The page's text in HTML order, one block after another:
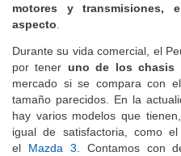
motores y transmisiones,
aspecto
Durante su vida comercial, el
por tener uno de los chasis
mercado si se compara con
tamaño parecidos. En la
hay varios modelos que
igual de satisfactoria, como el
el Mazda 3 . Contamos con